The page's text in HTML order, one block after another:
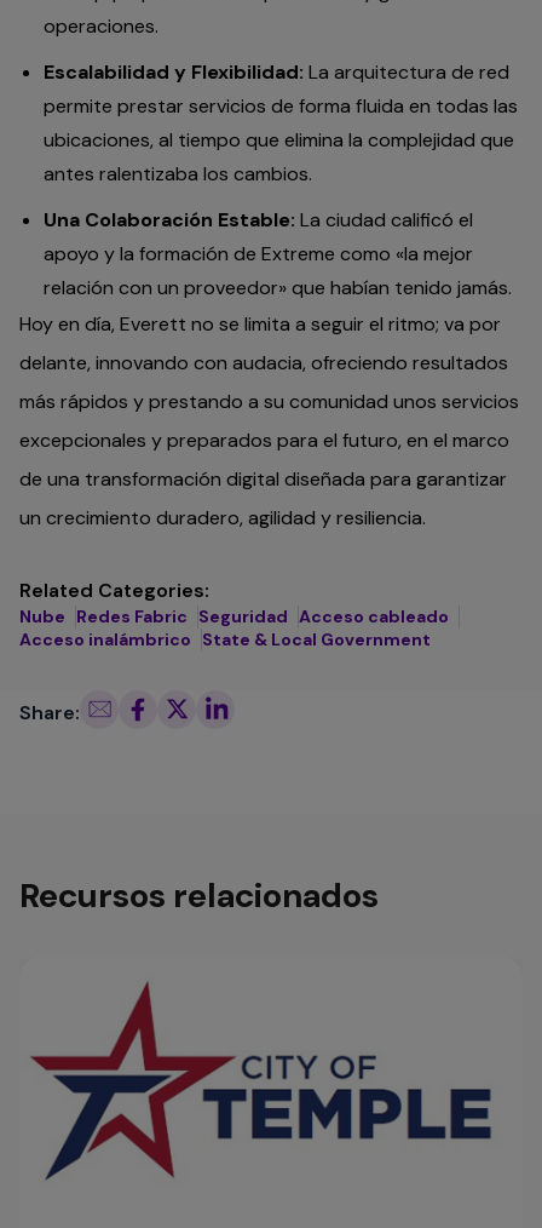
operaciones.
Escalabilidad y Flexibilidad: La arquitectura de red
permite prestar servicios de forma fluida en todas las
ubicaciones, al tiempo que elimina la complejidad que
antes ralentizaba los cambios.
Una Colaboración Estable: La ciudad calificó el
apoyo y la formación de Extreme como «la mejor
relación con un proveedor» que habían tenido jamás.
Hoy en día, Everett no se limita a seguir el ritmo; va por
delante, innovando con audacia, ofreciendo resultados
más rápidos y prestando a su comunidad unos servicios
excepcionales y preparados para el futuro, en el marco
de una transformación digital diseñada para garantizar
un crecimiento duradero, agilidad y resiliencia.
Related Categories:
Nube Redes Fabric Seguridad Acceso cableado
Acceso inalámbrico
State & Local Government
Share:
Recursos relacionados